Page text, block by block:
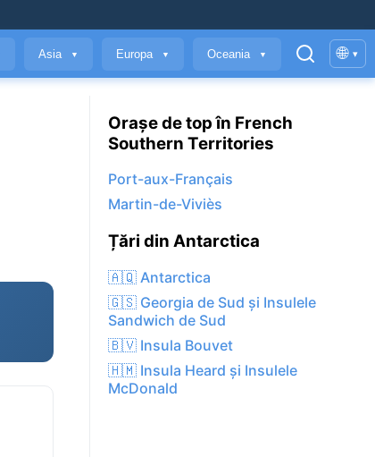
Asia ▼ Europa ▼ Oceania ▼ 🌐 ▾
Orașe de top în French
Southern Territories
Port-aux-Français
Martin-de-Viviès
Țări din Antarctica
🇦🇶 Antarctica
🇬🇸 Georgia de Sud și Insulele
Sandwich de Sud
🇧🇻 Insula Bouvet
🇭🇲 Insula Heard și Insulele
McDonald